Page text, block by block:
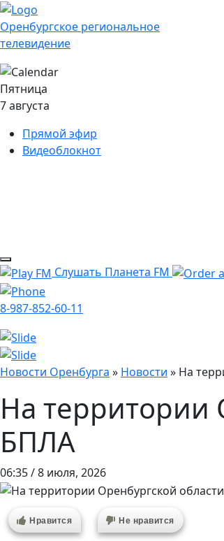
Оренбургское региональное
телевидение
Пятница
7 августа
Прямой эфир
Видеоблокнот
Слушать Планета FM
8-987-852-60-11
Новости Оренбурга » Новости » На
На территории
БПЛА
06:35 / 8 июля, 2026
Нравится Не нравится